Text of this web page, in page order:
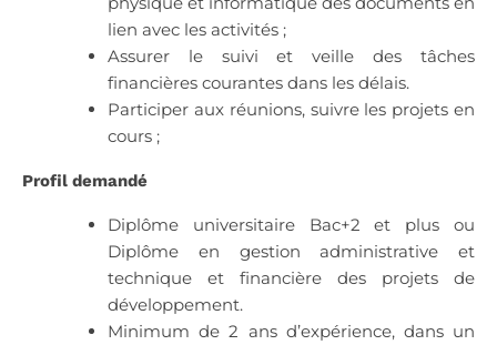
lien avec les activités ;
Assurer le suivi et veille des tâches
financières courantes dans les délais.
Participer aux réunions, suivre les projets en
cours ;
Profil demandé
Diplôme universitaire Bac+2 et plus ou
Diplôme en gestion administrative et
technique et financière des projets de
développement.
Minimum de 2 ans d’expérience, dans un